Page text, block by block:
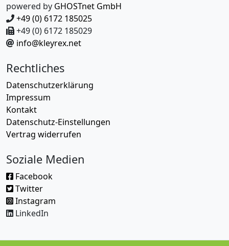
powered by GHOSTnet GmbH
+49 (0) 6172 185025
+49 (0) 6172 185029
info@kleyrex.net
Rechtliches
Datenschutzerklärung
Impressum
Kontakt
Datenschutz-Einstellungen
Vertrag widerrufen
Soziale Medien
Facebook
Twitter
Instagram
LinkedIn